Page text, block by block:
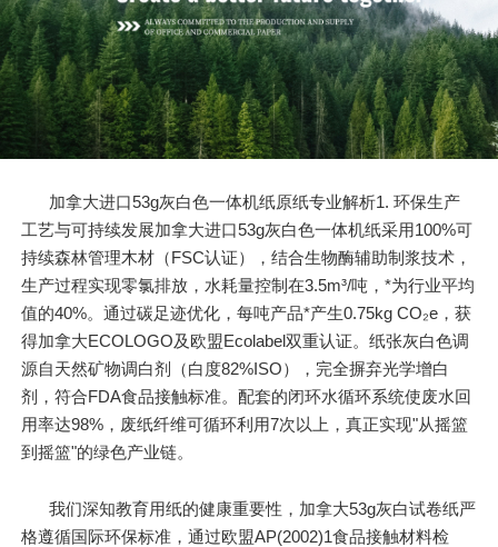
加拿大进口53g灰白色一体机纸原纸专业解析1. 环保生产
工艺与可持续发展加拿大进口53g灰白色一体机纸采用100%可
持续森林管理木材（FSC认证），结合生物酶辅助制浆技术，
生产过程实现零氯排放，水耗量控制在3.5m³/吨，*为行业平均
值的40%。通过碳足迹优化，每吨产品*产生0.75kg CO₂e，获
得加拿大ECOLOGO及欧盟Ecolabel双重认证。纸张灰白色调
源自天然矿物调白剂（白度82%ISO），完全摒弃光学增白
剂，符合FDA食品接触标准。配套的闭环水循环系统使废水回
用率达98%，废纸纤维可循环利用7次以上，真正实现"从摇篮
到摇篮"的绿色产业链。
我们深知教育用纸的健康重要性，加拿大53g灰白试卷纸严
格遵循国际环保标准，通过欧盟AP(2002)1食品接触材料检